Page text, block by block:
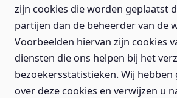
zijn cookies die worden geplaatst
partijen dan de beheerder van de
Voorbeelden hiervan zijn cookies
diensten die ons helpen bij het
bezoekersstatistieken. Wij
over deze cookies en verwijzen u